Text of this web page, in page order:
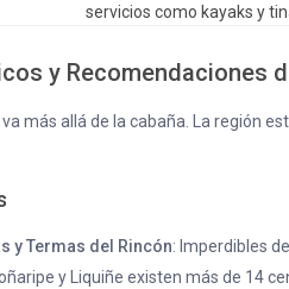
servicios como kayaks y
y Recomendaciones
más allá de la cabaña. La región
y Termas del Rincón: Imperdibles
y Liquiñe existen más de 14